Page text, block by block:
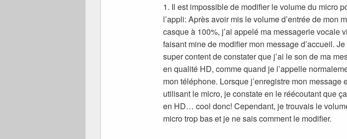
1. Il est impossible de modifier le volume du micro
l’appli: Après avoir mis le volume d’entrée de mon
casque à 100%, j’ai appelé ma messagerie vocale
faisant mine de modifier mon message d’accueil.
super content de constater que j’ai le son de ma
en qualité HD, comme quand je l’appelle
mon téléphone. Lorsque j’enregistre mon message
utilisant le micro, je constate en le réécoutant que
en HD… cool donc! Cependant, je trouvais le
micro trop bas et je ne sais comment le modifier.